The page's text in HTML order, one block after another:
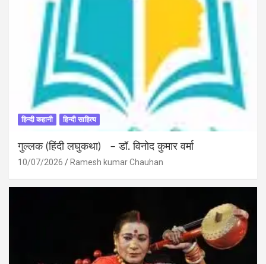
हिन्दी कहानी हिन्दी साहित्य
गुल्लक (हिंदी लघुकथा) – डॉ. विनोद कुमार वर्मा
10/07/2026 Ramesh kumar Chauhan